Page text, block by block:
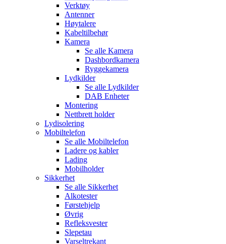
Verktøy
Antenner
Høytalere
Kabeltilbehør
Kamera
Se alle Kamera
Dashbordkamera
Ryggekamera
Lydkilder
Se alle Lydkilder
DAB Enheter
Montering
Nettbrett holder
Lydisolering
Mobiltelefon
Se alle Mobiltelefon
Ladere og kabler
Lading
Mobilholder
Sikkerhet
Se alle Sikkerhet
Alkotester
Førstehjelp
Øvrig
Refleksvester
Slepetau
Varseltrekant